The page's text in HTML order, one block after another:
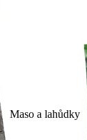
Maso a lahůdky